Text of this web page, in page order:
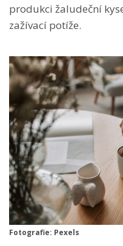
produkci žaludeční
zažívací potíže.
Fotografie: Pexels